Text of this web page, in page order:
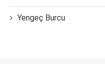
Yengeç Burcu